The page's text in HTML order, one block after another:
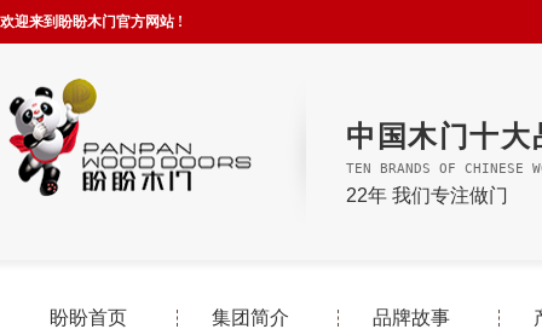
欢迎来到盼盼木门官方网站 !
中国木门十大
TEN BRANDS OF CHINESE
22年 我们专注做门
盼盼首页 集团简介 品牌故事